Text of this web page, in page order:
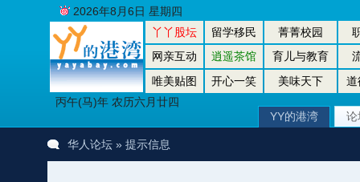
丫丫股坛 留学移民 菁菁校园
网亲互动
逍遥茶馆 育儿与教育
唯美贴图
开心一笑 美味天下
道
丙午(马)年 农历六月廿四
2026年8月6日 星期四
YY的港湾 论
华人论坛» 提示信息